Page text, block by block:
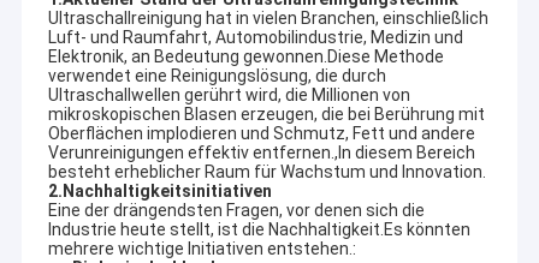
Ultraschallreinigung hat in vielen Branchen, einschließlich
Luft- und Raumfahrt, Automobilindustrie, Medizin und
Elektronik, an Bedeutung gewonnen.Diese Methode
verwendet eine Reinigungslösung, die durch
Ultraschallwellen gerührt wird, die Millionen von
mikroskopischen Blasen erzeugen, die bei Berührung mit
Oberflächen implodieren und Schmutz, Fett und andere
Verunreinigungen effektiv entfernen.,In diesem Bereich
besteht erheblicher Raum für Wachstum und Innovation.
2. Nachhaltigkeitsinitiativen
Eine der drängendsten Fragen, vor denen sich die
Industrie heute stellt, ist die Nachhaltigkeit.Es könnten
mehrere wichtige Initiativen entstehen.: